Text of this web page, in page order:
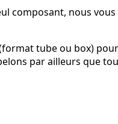
composant, nous
tube ou box)
par ailleurs que